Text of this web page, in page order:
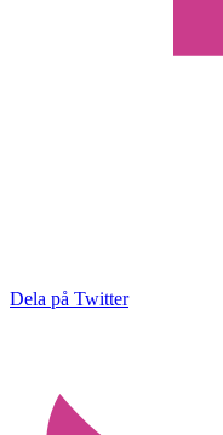
Dela på Twitter